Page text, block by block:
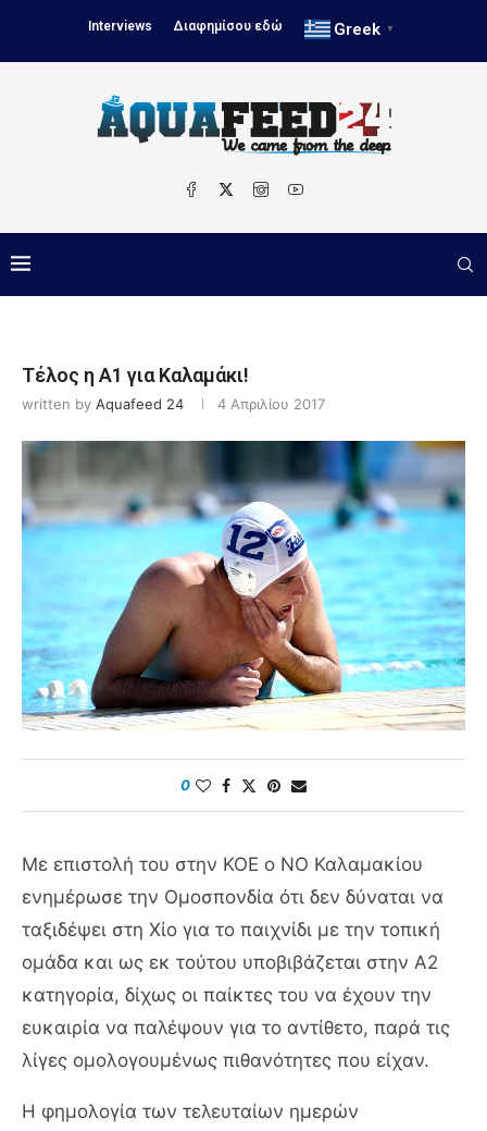
Interviews Διαφημίσου εδώ Greek ▼
Τέλος η Α1 για Καλαμάκι!
written by Aquafeed 24 4 Απριλίου 2017
0
Με επιστολή του στην ΚΟΕ ο ΝΟ Καλαμακίου
ενημέρωσε την Ομοσπονδία ότι δεν δύναται να
ταξιδέψει στη Χίο για το παιχνίδι με την τοπική
ομάδα και ως εκ τούτου υποβιβάζεται στην Α2
κατηγορία, δίχως οι παίκτες του να έχουν την
ευκαιρία να παλέψουν για το αντίθετο, παρά τις
λίγες ομολογουμένως πιθανότητες που είχαν.
Η φημολογία των τελευταίων ημερών